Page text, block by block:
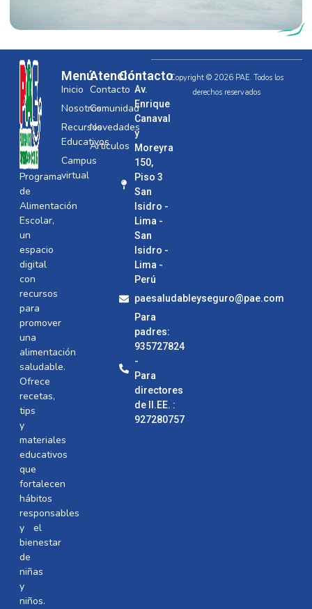
Programa
de
Alimentación
Escolar,
un
espacio
digital
con
recursos
para
promover
una
alimentación
saludable.
Ofrece
recetas,
tips
y
materiales
educativos
que
fortalecen
hábitos
responsables
y el
bienestar
de
niñas
y
niños.
Menú
Inicio
Nosotros
Recursos
Educativos
Campus
virtual
Atención
Contacto
Comunidad
Novedades
Artículos
Contacto
Av.
Enrique
Canaval
y
Moreyra
150,
Piso 3
San
Isidro -
Lima -
San
Isidro -
Lima -
Perú
paesaludableyseguro@pae.com
Para
padres:
935727824
-
Para
directores
de II.EE. :
927280757
Copyright © 2026 PAE. Todos los
derechos reservados